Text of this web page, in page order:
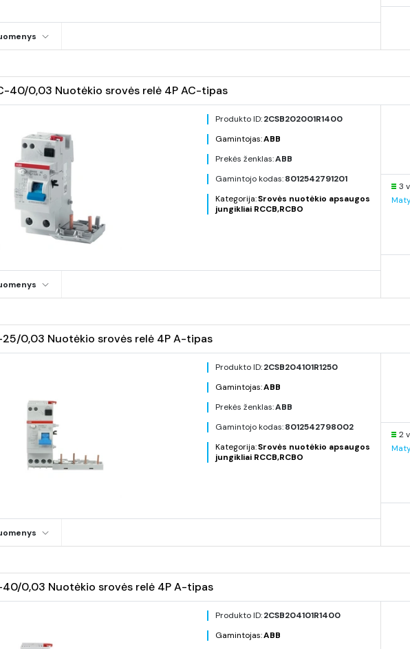
40/0,03 Nuotėkio srovės relė 4P AC-tipas
Produkto ID: 2CSB202001R1400
Gamintojas:ABB
Prekės ženklas:ABB
Gamintojo kodas: 8012542791201
Kategorija:Srovės nuotėkio apsaugos
jungikliai RCCB,RCBO
3
0,03 Nuotėkio srovės relė 4P A-tipas
Produkto ID: 2CSB204101R1250
Gamintojas:ABB
Prekės ženklas:ABB
Gamintojo kodas: 8012542798002
Kategorija:Srovės nuotėkio apsaugos
jungikliai RCCB,RCBO
2
0,03 Nuotėkio srovės relė 4P A-tipas
Produkto ID: 2CSB204101R1400
Gamintojas:ABB